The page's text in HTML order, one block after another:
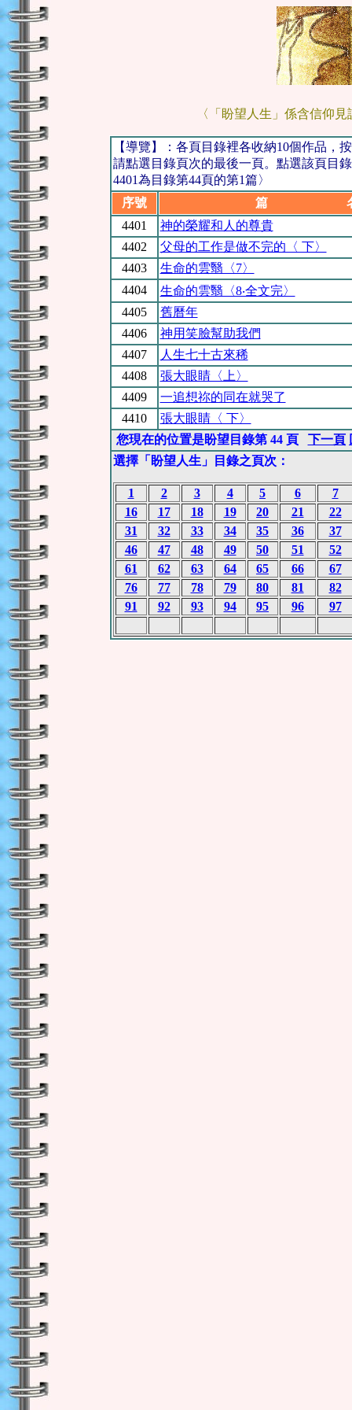
〈「盼望人生」係含信仰
【導覽】：各頁目錄裡各收納10個作品，
請點選目錄頁次的最後一頁。點選該頁目
4401為目錄第44頁的第1篇〉
序號
篇
4401
神的榮耀和人的尊貴
4402
父母的工作是做不完的〈 下〉
4403
生命的雲翳〈7〉
4404
生命的雲翳〈8‧全文完〉
4405
舊曆年
4406
神用笑臉幫助我們
4407
人生七十古來稀
4408
張大眼睛〈上〉
4409
一追想祢的同在就哭了
4410
張大眼睛〈 下〉
您現在的位置是盼望目錄第 44 頁
下一頁
選擇「盼望人生」目錄之頁次：
1 2 3 4 5 6
7
16
17 18 19 20 21
22
31
32 33 34 35 36
37
46
47 48 49 50 51
52
61
62 63 64 65 66
67
76
77 78 79 80 81
82
91
92 93 94 95 96 97